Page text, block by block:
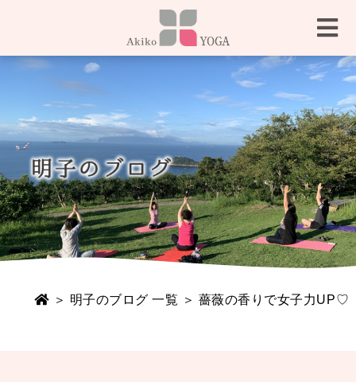
＞ 明子のブログ 一覧 ＞ 薔薇の香りで女子力UP♡